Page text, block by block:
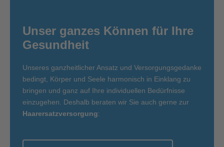
Unser ganzes Können für Ihre
Gesundheit
Unseres ganzheitlicher Ansatz und Versorgungsgedanke
bedingt, Körper und Seele harmonisch in Einklang zu
bringen und ganz auf Ihre individuellen Bedürfnisse
einzugehen. Deshalb beraten wir Sie auch gerne zur
Haarersatzversorgung: